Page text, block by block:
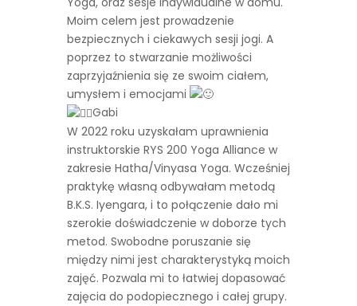
Moim celem jest prowadzenie
bezpiecznych i ciekawych sesji jogi. A
poprzez to stwarzanie możliwości
zaprzyjaźnienia się ze swoim ciałem,
umysłem i emocjami
Gabi
W 2022 roku uzyskałam uprawnienia
instruktorskie RYS 200 Yoga Alliance w
zakresie Hatha/Vinyasa Yoga. Wcześniej
praktykę własną odbywałam metodą
B.K.S. Iyengara, i to połączenie dało mi
szerokie doświadczenie w doborze tych
metod. Swobodne poruszanie się
między nimi jest charakterystyką moich
zajęć. Pozwala mi to łatwiej dopasować
zajęcia do podopiecznego i całej grupy.